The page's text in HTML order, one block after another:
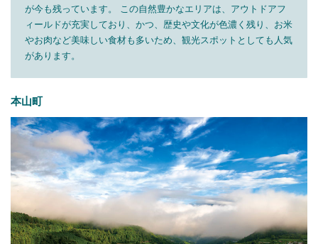
が今も残っています。 この自然豊かなエリアは、アウトドアフ
ィールドが充実しており、かつ、歴史や文化が色濃く残り、お米
やお肉など美味しい食材も多いため、観光スポットとしても人気
があります。
本山町